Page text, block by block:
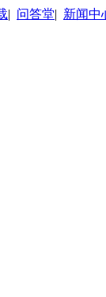
| 问答堂| 新闻中